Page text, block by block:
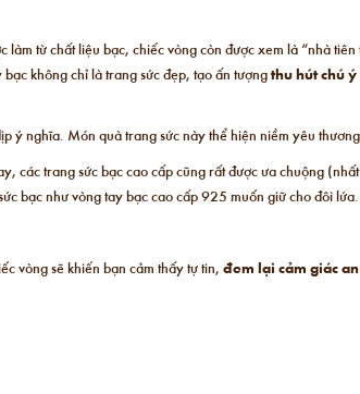
từ chất liệu bạc, chiếc vòng còn được xem là “nhà
không chỉ là trang sức đẹp, tạo ấn tượngthu hút chú ý
ý nghĩa. Món quà trang sức này thể hiện niềm yêu
trang sức bạc cao cấp cũng rất được ưa chuộng
bạc như vòng tay bạc cao cấp 925 muốn giữ cho đôi lứa.
vòng sẽ khiến bạn cảm thấy tự tin,đem lại cảm giác